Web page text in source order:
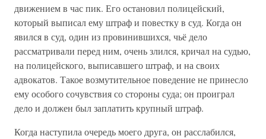
движением в час пик. Его остановил полицейский,
который выписал ему штраф и повестку в суд. Когда он
явился в суд, один из провинившихся, чьё дело
рассматривали перед ним, очень злился, кричал на судью,
на полицейского, выписавшего штраф, и на своих
адвокатов. Такое возмутительное поведение не принесло
ему особого сочувствия со стороны суда; он проиграл
дело и должен был заплатить крупный штраф.
Когда наступила очередь моего друга, он расслабился,